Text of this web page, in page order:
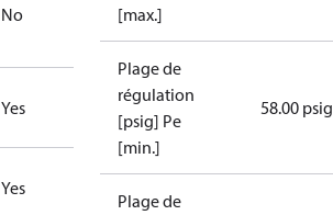
No
Yes
Yes
[max.]
Plage de
régulation
[psig] Pe
[min.]
58.00 psig
Plage de